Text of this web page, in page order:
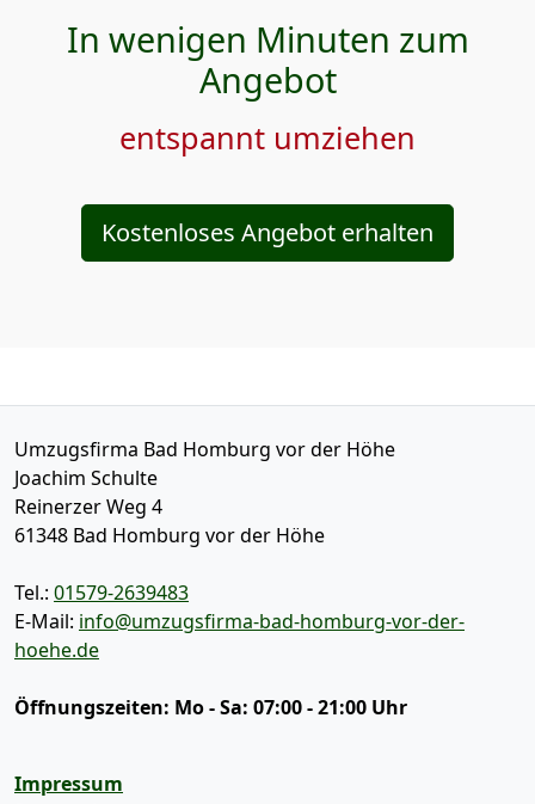
In wenigen Minuten zum
Angebot
entspannt umziehen
Kostenloses Angebot erhalten
Umzugsfirma Bad Homburg vor der Höhe
Joachim Schulte
Reinerzer Weg 4
61348 Bad Homburg vor der Höhe
Tel.: 01579-2639483
E-Mail: info@umzugsfirma-bad-homburg-vor-der-
hoehe.de
Öffnungszeiten: Mo - Sa: 07:00 - 21:00 Uhr
Impressum